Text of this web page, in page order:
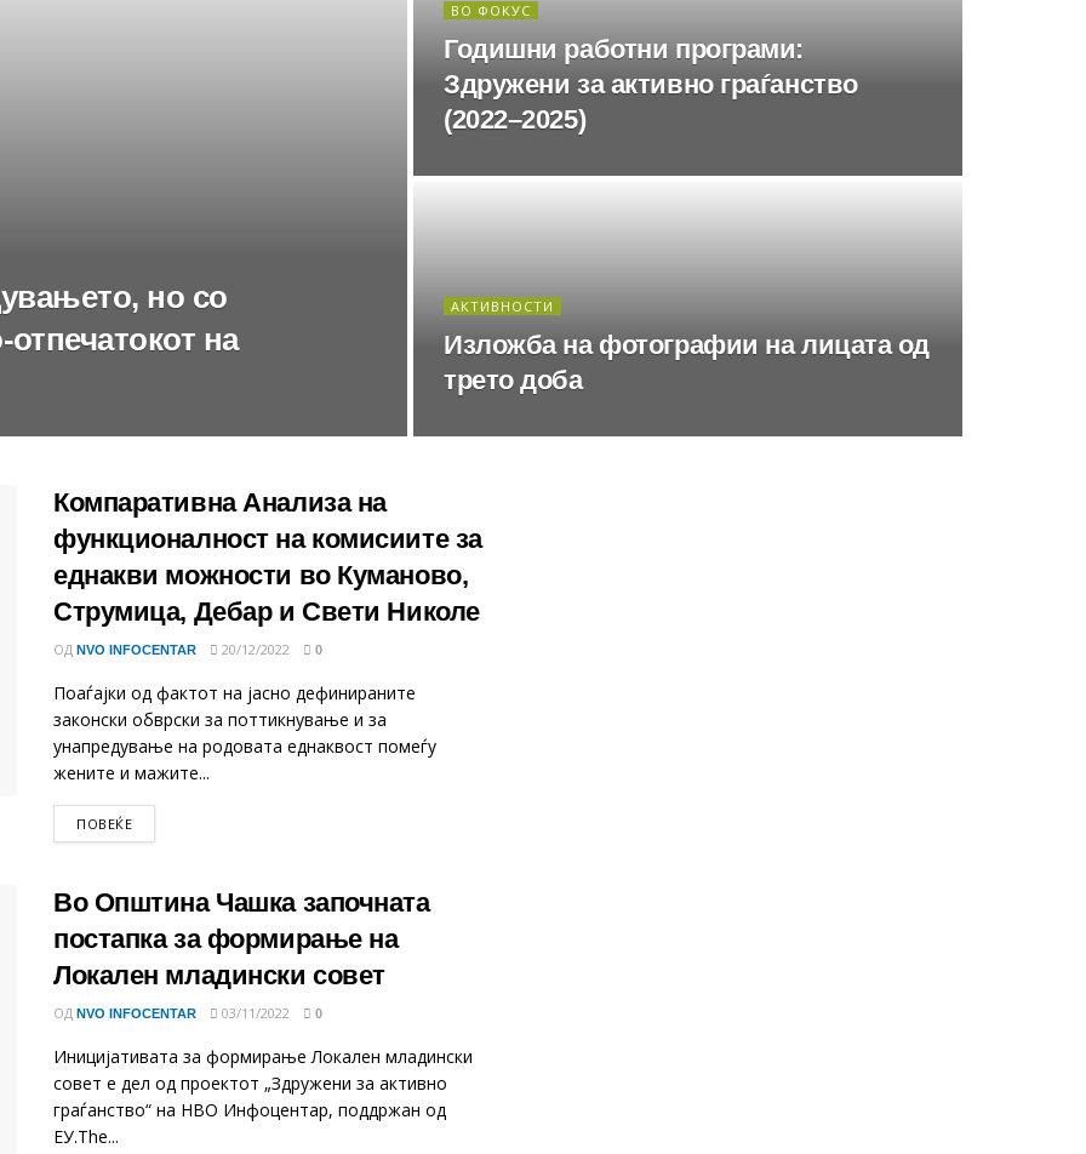
но со
на
ВО ФОКУС
Годишни работни програми:
Здружени за активно граѓанство
(2022–2025)
АКТИВНОСТИ
Изложба на фотографии на лицата од
трето доба
Компаративна Анализа на
функционалност на комисиите за
еднакви можности во Куманово,
Струмица, Дебар и Свети Николе
ОД NVO INFOCENTAR 20/12/2022 0
Поаѓајки од фактот на јасно дефинираните
законски обврски за поттикнување и за
унапредување на родовата еднаквост помеѓу
жените и мажите...
ПОВЕЌЕDETAILS
Во Општина Чашка започната
постапка за формирање на
Локален младински совет
ОД NVO INFOCENTAR 03/11/2022 0
Иницијативата за формирање Локален младински
совет е дел од проектот „Здружени за активно
граѓанство“ на НВО Инфоцентар, поддржан од
ЕУ.The...